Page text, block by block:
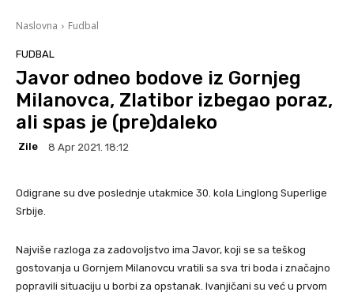
Naslovna Fudbal
FUDBAL
Javor odneo bodove iz Gornjeg
Milanovca, Zlatibor izbegao poraz,
ali spas je (pre)daleko
Zile 8 Apr 2021. 18:12
Odigrane su dve poslednje utakmice 30. kola Linglong Superlige
Srbije.
Najviše razloga za zadovoljstvo ima Javor, koji se sa teškog
gostovanja u Gornjem Milanovcu vratili sa sva tri boda i značajno
popravili situaciju u borbi za opstanak. Ivanjičani su već u prvom